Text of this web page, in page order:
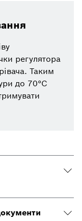
регулятора
Таким
до 70°С